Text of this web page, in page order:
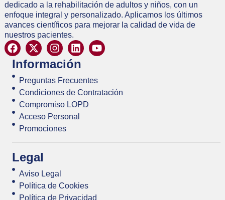
dedicado a la rehabilitación de adultos y niños, con un
enfoque integral y personalizado. Aplicamos los últimos
avances científicos para mejorar la calidad de vida de
nuestros pacientes.
Información
Preguntas Frecuentes
Condiciones de Contratación
Compromiso LOPD
Acceso Personal
Promociones
Legal
Aviso Legal
Política de Cookies
Política de Privacidad